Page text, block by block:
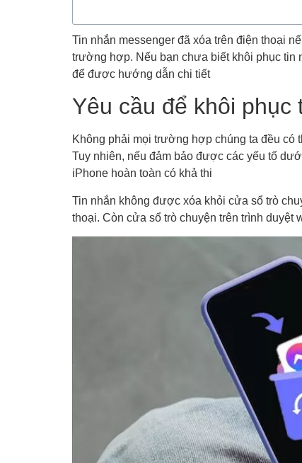
Tin nhắn messenger đã xóa trên điện thoại
trường hợp. Nếu bạn chưa biết khôi phục tin
để được hướng dẫn chi tiết
Yêu cầu để khôi
Không phải mọi trường hợp chúng ta đều có
Tuy nhiên, nếu đảm bảo được các yếu tố
iPhone hoàn toàn có khả thi
Tin nhắn không được xóa khỏi cửa sổ trò
thoại. Còn cửa sổ trò chuyện trên trình duyệt